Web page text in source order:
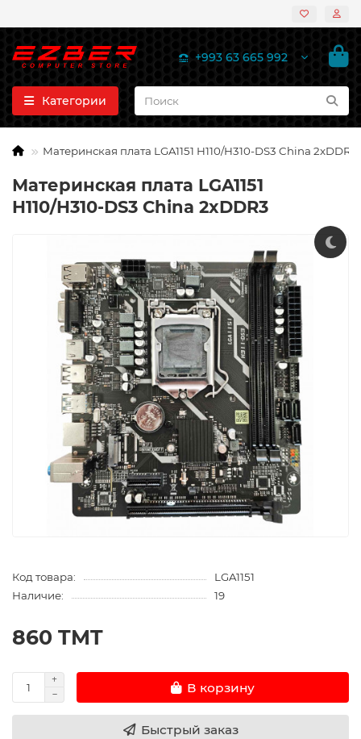
+993 63 665 992
Категории
Материнская плата LGA1151 H110/H310-DS3 China 2xDDR3
Материнская плата LGA1151
H110/H310-DS3 China 2xDDR3
Код товара:
LGA1151
Наличие:
19
860 TMT
В корзину
Быстрый заказ